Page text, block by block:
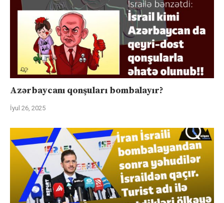
Azərbaycanı qonşuları bombalayır?
İyul 26, 2025